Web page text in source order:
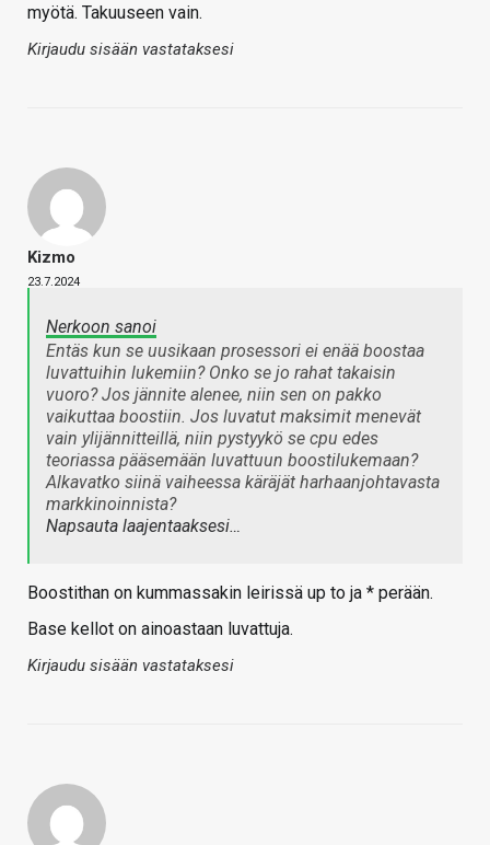
myötä. Takuuseen vain.
Kirjaudu sisään vastataksesi
Kizmo
23.7.2024
Nerkoon sanoi
Entäs kun se uusikaan prosessori ei enää boostaa
luvattuihin lukemiin? Onko se jo rahat takaisin
vuoro? Jos jännite alenee, niin sen on pakko
vaikuttaa boostiin. Jos luvatut maksimit menevät
vain ylijännitteillä, niin pystyykö se cpu edes
teoriassa pääsemään luvattuun boostilukemaan?
Alkavatko siinä vaiheessa käräjät harhaanjohtavasta
markkinoinnista?
Napsauta laajentaaksesi…
Boostithan on kummassakin leirissä up to ja * perään.
Base kellot on ainoastaan luvattuja.
Kirjaudu sisään vastataksesi